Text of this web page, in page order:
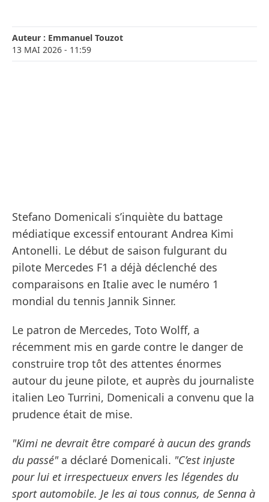
Auteur : Emmanuel Touzot
13 MAI 2026 - 11:59
Stefano Domenicali s’inquiète du battage
médiatique excessif entourant Andrea Kimi
Antonelli. Le début de saison fulgurant du
pilote Mercedes F1 a déjà déclenché des
comparaisons en Italie avec le numéro 1
mondial du tennis Jannik Sinner.
Le patron de Mercedes, Toto Wolff, a
récemment mis en garde contre le danger de
construire trop tôt des attentes énormes
autour du jeune pilote, et auprès du journaliste
italien Leo Turrini, Domenicali a convenu que la
prudence était de mise.
"Kimi ne devrait être comparé à aucun des grands
du passé"a déclaré Domenicali. "C’est injuste
pour lui et irrespectueux envers les légendes du
sport automobile. Je les ai tous connus, de Senna à